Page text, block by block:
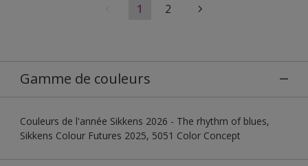
1 2
Gamme de couleurs
Couleurs de l'année Sikkens 2026 - The rhythm of blues,
Sikkens Colour Futures 2025, 5051 Color Concept